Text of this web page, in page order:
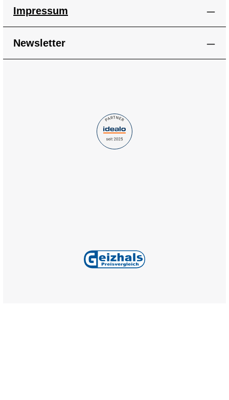
Impressum
Newsletter